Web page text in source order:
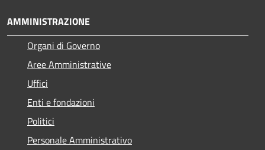
AMMINISTRAZIONE
Organi di Governo
Aree Amministrative
Uffici
Enti e fondazioni
Politici
Personale Amministrativo